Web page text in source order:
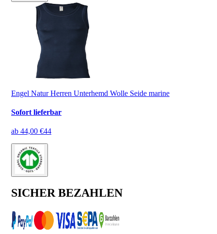
Engel Natur Herren Unterhemd Wolle Seide marine
Sofort lieferbar
ab 44,00 €44
SICHER BEZAHLEN